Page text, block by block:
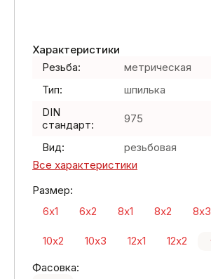
Характеристики
Резьба:
метрическая
Тип:
шпилька
DIN
стандарт:
975
Вид:
резьбовая
Все характеристики
Размер:
6х1
6х2 8х1 8х2 8х3
10х2 10х3 12х1
12х2
Фасовка: